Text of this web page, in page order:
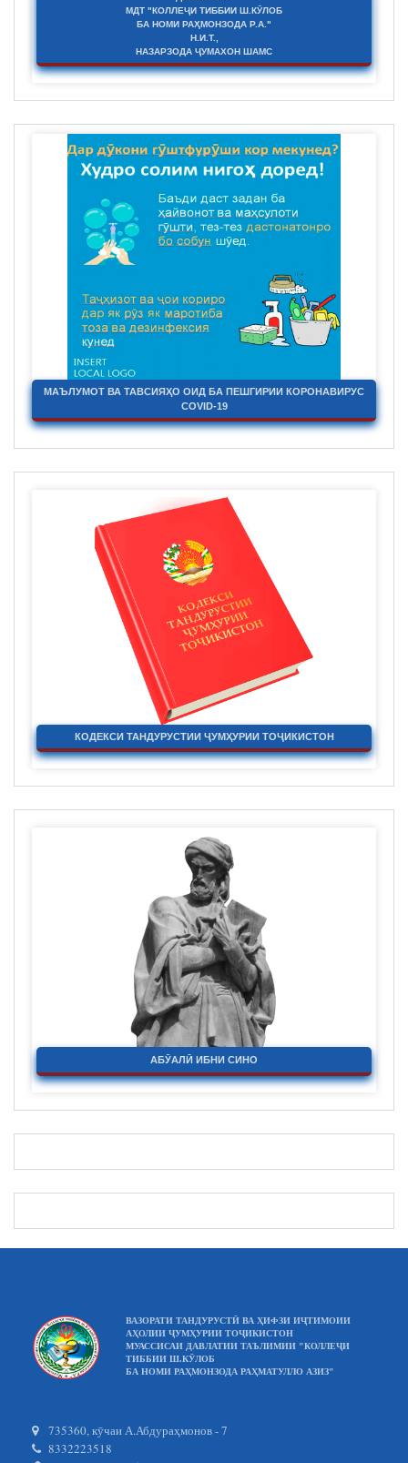
МДТ "КОЛЛЕҶИ ТИББИИ Ш.КӮЛОБ
БА НОМИ РАҲМОНЗОДА Р.А."
Н.И.Т.,
НАЗАРЗОДА ҶУМАХОН ШАМС
МАЪЛУМОТ ВА ТАВСИЯҲО ОИД БА ПЕШГИРИИ КОРОНАВИРУС
COVID-19
КОДЕКСИ ТАНДУРУСТИИ ҶУМҲУРИИ ТОҶИКИСТОН
АБӮАЛӢ ИБНИ СИНО
ВАЗОРАТИ ТАНДУРУСТӢ ВА ҲИФЗИ ИҶТИМОИИ
АҲОЛИИ ҶУМҲУРИИ ТОҶИКИСТОН
МУАССИСАИ ДАВЛАТИИ ТАЪЛИМИИ "КОЛЛЕҶИ
ТИББИИ Ш.КӮЛОБ
БА НОМИ РАҲМОНЗОДА РАҲМАТУЛЛО АЗИЗ"
735360, кӯчаи А.Абдураҳмонов - 7
8332223518